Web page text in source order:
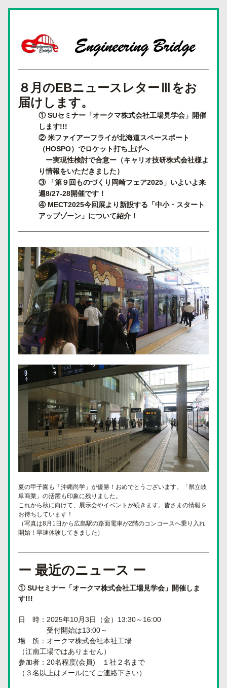
８月のEBニュースレターⅢをお
届けします。
① SUセミナー「オークマ株式会社工場見学会」開催
します!!!
② 米ファイアーフライが北海道スペースポート
（HOSPO）でロケット打ち上げへ
ー実現性検討で合意ー（キャリオ技研株式会社様よ
り情報をいただきました）
③ 「第９回ものづくり岡崎フェア2025」いよいよ来
週8/27-28開催です！
④ MECT2025今回展より新設する「中小・スタート
アップゾーン」について紹介！
夏の甲子園も「沖縄尚学」が優勝 ！おめでとうございます。「県立岐
阜商業」の活躍も印象に残りました。
これから秋に向けて、展示会やイベントが続きます。皆さまの情報を
お待ちしています！
（写真は8月1日から広島駅の路面電車が2階のコンコースへ乗り入れ
開始！早速体験してきました）
ー 最近のニュース ー
① SUセミナー「オークマ株式会社工場見学会」開催しま
す!!!
日　時：2025年10月3日（金）13:30～16:00
受付開始は13:00～
場　所：オークマ株式会社本社工場
（江南工場ではありません）
参加者：20名程度(会員)　１社２名まで
（３名以上はメールにてご連絡下さい）